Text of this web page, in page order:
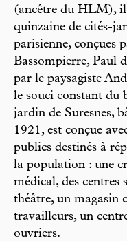
(ancêtre du HLM), il
quinzaine de cités-
parisienne, conçues
Bassompierre, Paul
par le paysagiste
le souci constant du
jardin de Suresnes,
1921, est conçue
publics destinés à
la population : une
médical, des centres
théâtre, un magasin
travailleurs, un
ouvriers.